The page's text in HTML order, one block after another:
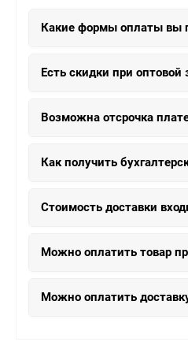
Какие формы оплаты вы
Есть скидки при оптовой
Возможна отсрочка
Как получить
Стоимость доставки
Можно оплатить товар
Можно оплатить